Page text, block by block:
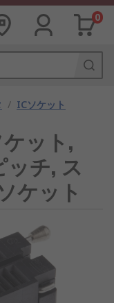
0
/ ICソケット
ケット,
ッチ, ス
ケット